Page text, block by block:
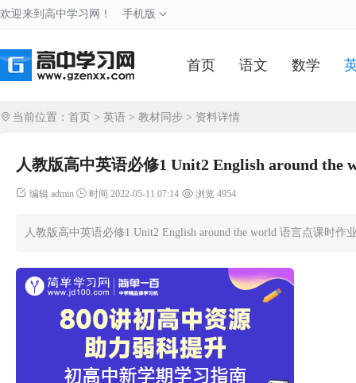
欢迎来到高中学习网！ 手机版
首页 语文 数学
当前位置： 首页 > 英语 > 教材同步 > 资料详情
人教版高中英语必修1 Unit2 English around the
编辑 admin 时间 2022-05-11 07:14 浏览 4954
人教版高中英语必修1 Unit2 English around the world 语言点课时作